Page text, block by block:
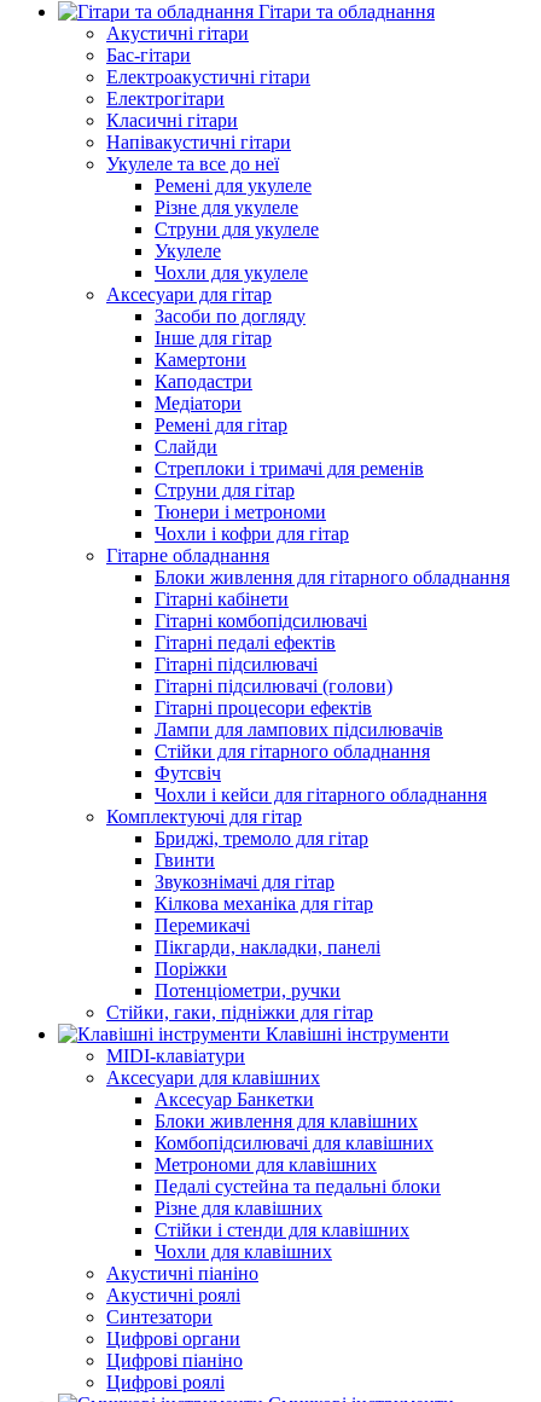
Гітари та обладнання
Акустичні гітари
Бас-гітари
Електроакустичні гітари
Електрогітари
Класичні гітари
Напівакустичні гітари
Укулеле та все до неї
Ремені для укулеле
Різне для укулеле
Струни для укулеле
Укулеле
Чохли для укулеле
Аксесуари для гітар
Засоби по догляду
Інше для гітар
Камертони
Каподастри
Медіатори
Ремені для гітар
Слайди
Стреплоки і тримачі для ременів
Струни для гітар
Тюнери і метрономи
Чохли і кофри для гітар
Гітарне обладнання
Блоки живлення для гітарного обладнання
Гітарні кабінети
Гітарні комбопідсилювачі
Гітарні педалі ефектів
Гітарні підсилювачі
Гітарні підсилювачі (голови)
Гітарні процесори ефектів
Лампи для лампових підсилювачів
Стійки для гітарного обладнання
Футсвіч
Чохли і кейси для гітарного обладнання
Комплектуючі для гітар
Бриджі, тремоло для гітар
Гвинти
Звукознімачі для гітар
Кілкова механіка для гітар
Перемикачі
Пікгарди, накладки, панелі
Поріжки
Потенціометри, ручки
Стійки, гаки, підніжки для гітар
Клавішні інструменти
MIDI-клавіатури
Аксесуари для клавішних
Аксесуар Банкетки
Блоки живлення для клавішних
Комбопідсилювачі для клавішних
Метрономи для клавішних
Педалі сустейна та педальні блоки
Різне для клавішних
Стійки і стенди для клавішних
Чохли для клавішних
Акустичні піаніно
Акустичні роялі
Синтезатори
Цифрові органи
Цифрові піаніно
Цифрові роялі